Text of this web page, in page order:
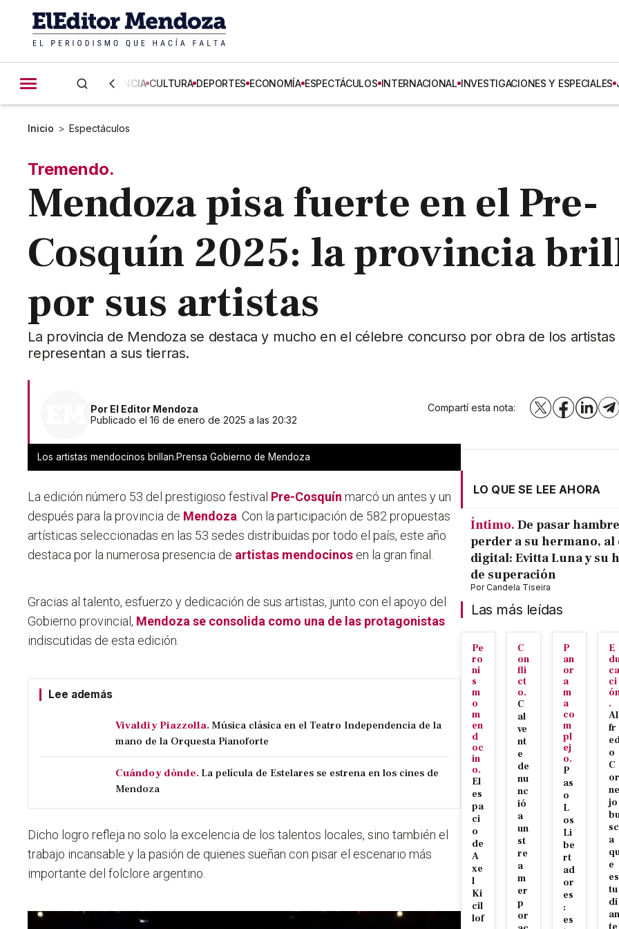
CIENCIA CULTURA DEPORTES ECONOMÍA ESPECTÁCULOS INTERNACIONAL INVESTIGACIONES Y ESPECIALES
Inicio > Espectáculos
Tremendo.
Mendoza pisa fuerte en el Pre-
Cosquín 2025: la provincia
por sus artistas
La provincia de Mendoza se destaca y mucho en el célebre concurso por obra de los artistas
representan a sus tierras.
Por El Editor Mendoza
Publicado el 16 de enero de 2025 a las 20:32
Compartí esta nota: X Facebook
Los artistas mendocinos brillan.Prensa Gobierno de Mendoza
La edición número 53 del prestigioso festival Pre-Cosquín marcó un antes y un
después para la provincia de Mendoza . Con la participación de 582 propuestas
artísticas seleccionadas en las 53 sedes distribuidas por todo el país, este año
destaca por la numerosa presencia de artistas mendocinos en la gran final.
Gracias al talento, esfuerzo y dedicación de sus artistas, junto con el apoyo del
Gobierno provincial, Mendoza se consolida como una de las protagonistas
indiscutidas de esta edición.
Lee además
Vivaldi y Piazzolla. Música clásica en el Teatro Independencia de la
mano de la Orquesta Pianoforte
Cuándo y dónde. La película de Estelares se estrena en los cines de
Mendoza
Dicho logro refleja no solo la excelencia de los talentos locales, sino también el
trabajo incansable y la pasión de quienes sueñan con pisar el escenario más
importante del folclore argentino.
LO QUE SE LEE AHORA
Íntimo. De pasar
perder a su hermano, al
digital: Evitta Luna y su
de superación
PorCandela Tiseira
Las más leídas
Pe
ro
ni
s
m
o
m
en
d
oc
in
o.
El
es
pa
ci
o
de
A
xe
l
Ki
cil
lof
C
on
fli
ct
o.
C
al
ve
nt
e
de
nu
nc
ió
a
un
st
re
a
m
er
p
or
P
an
or
a
m
a
co
m
pl
ej
o.
P
as
o
L
os
Li
be
rt
ad
or
es
:
es
E
ca
ci
.
Al
fr
o
C
or
ne
jo
sc
a
e
es
tu
di
an